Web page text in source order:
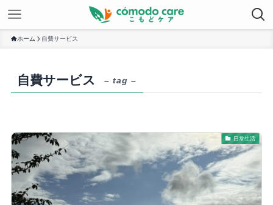
ホーム 自費サービス
自費サービス – tag –
日常生活